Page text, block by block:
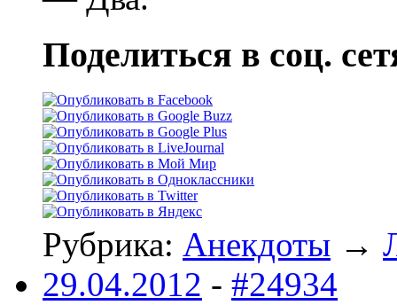
Поделиться в соц.
Рубрика: Анекдоты →
29.04.2012 - #24934